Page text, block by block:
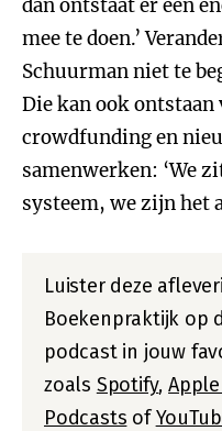
dan ontstaat er een
mee te doen.’
Schuurman niet te
Die kan ook
crowdfunding en
samenwerken: ‘We
systeem, we zijn het
Luister deze
Boekenpraktijk op
podcast in jouw
zoals Spotify,
Podcasts of